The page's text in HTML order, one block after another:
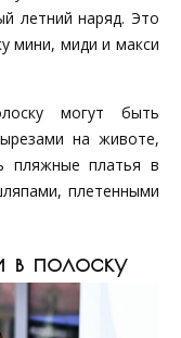
летний наряд. Это
мини, миди и макси
могут быть
на животе,
пляжные платья в
плетенными
в полоску